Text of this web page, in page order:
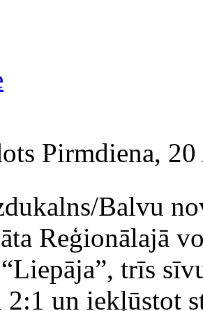
Pirmdiena,
Balvu
Reģionālajā
trīs
2:1 un iekļūstot